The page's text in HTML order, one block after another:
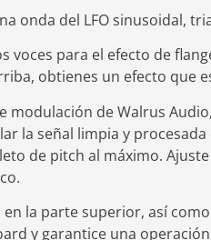
onda del LFO sinusoidal,
voces para el efecto de
obtienes un efecto que
de Walrus
la señal limpia y
de pitch al máximo.
la parte superior, así
y garantice una